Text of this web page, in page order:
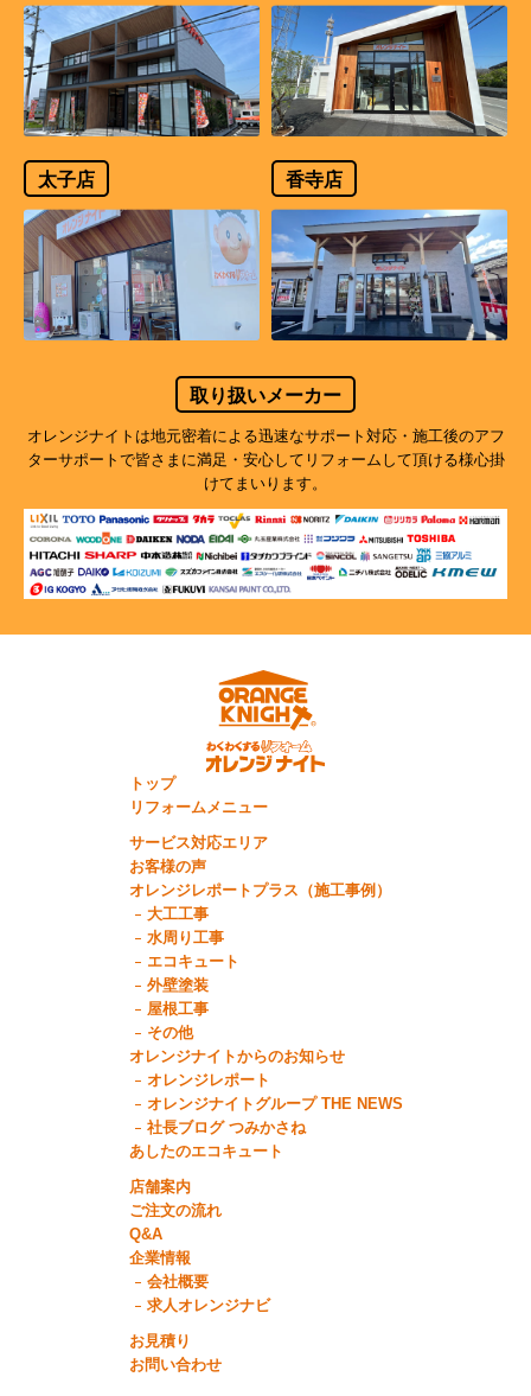
太子店 香寺店
取り扱いメーカー
オレンジナイトは地元密着による迅速なサポート対応・施工後のアフ
ターサポートで皆さまに満足・安心してリフォームして頂ける様心掛
けてまいります。
トップ
リフォームメニュー
サービス対応エリア
お客様の声
オレンジレポートプラス（施工事例）
大工工事
水周り工事
エコキュート
外壁塗装
屋根工事
その他
オレンジナイトからのお知らせ
オレンジレポート
オレンジナイトグループ THE NEWS
社長ブログ つみかさね
あしたのエコキュート
店舗案内
ご注文の流れ
Q&A
企業情報
会社概要
求人オレンジナビ
お見積り
お問い合わせ